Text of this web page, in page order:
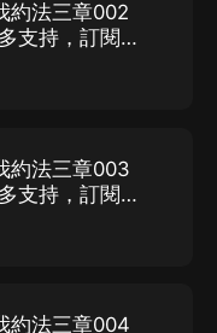
約法三章002
支持，訂閱，
約法三章003
支持，訂閱，
約法三章004